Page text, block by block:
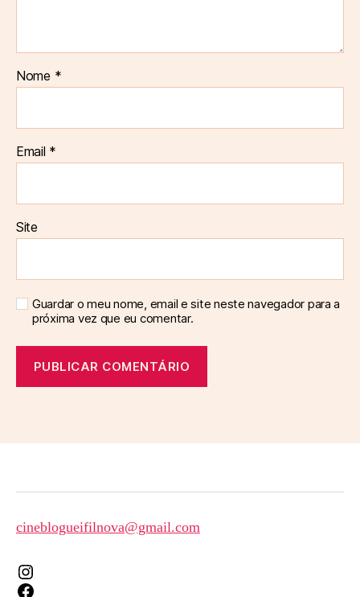
Nome *
Email *
Site
Guardar o meu nome, email e site neste navegador para a
próxima vez que eu comentar.
cineblogueifilnova@gmail.com
Instagram
Facebook